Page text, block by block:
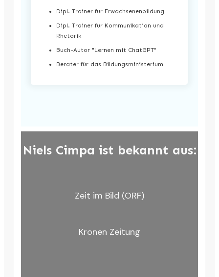
Dipl. Trainer für Erwachsenenbildung
Dipl. Trainer für Kommunikation und
Rhetorik
Buch-Autor "Lernen mit ChatGPT"
Berater für das Bildungsministerium
Niels Cimpa ist bekannt aus:
Zeit im Bild (ORF)
Kronen Zeitung